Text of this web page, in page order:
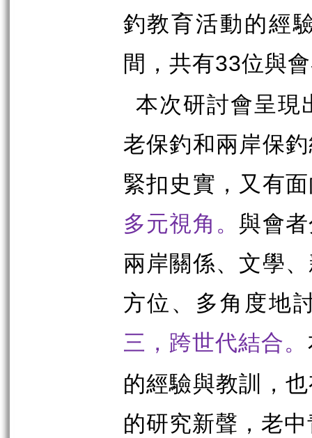
釣教育活動的經
間，共有33位與
本次研討會呈現
老保釣和兩岸保
緊扣史實，又有
多元視角。與會
兩岸關係、文學
方位、多角度地
三，跨世代結合。
的經驗與教訓，
的研究新聲，老